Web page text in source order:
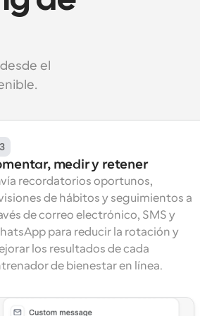
el
medir y retener
recordatorios oportunos,
de hábitos y seguimientos a
de correo electrónico, SMS y
para reducir la rotación y
los resultados de cada
de bienestar en línea.